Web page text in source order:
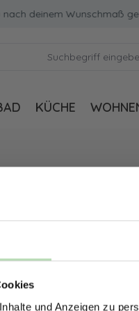
und Anzeigen zu
deinem Wunschmaß
KÜCHE